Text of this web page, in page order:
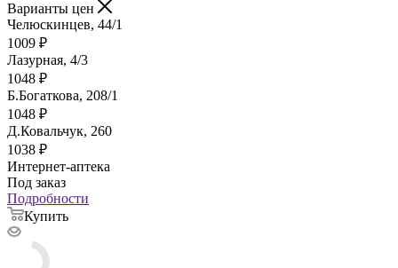
Варианты цен
Челюскинцев, 44/1
1009 ₽
Лазурная, 4/3
1048 ₽
Б.Богаткова, 208/1
1048 ₽
Д.Ковальчук, 260
1038 ₽
Интернет-аптека
Под заказ
Подробности
Купить